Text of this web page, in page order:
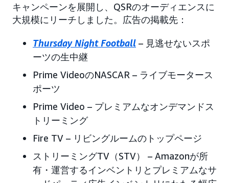
キャンペーンを展開し、QSRのオーディエンスに
大規模にリーチしました。広告の掲載先：
Thursday Night Football – 見逃せないスポ
ーツの生中継
Prime VideoのNASCAR – ライブモータース
ポーツ
Prime Video – プレミアムなオンデマンドス
トリーミング
Fire TV – リビングルームのトップページ
ストリーミングTV（STV） – Amazonが所
有・運営するインベントリとプレミアムなサ